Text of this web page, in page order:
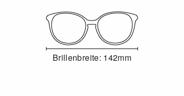
Brillenbreite: 142mm